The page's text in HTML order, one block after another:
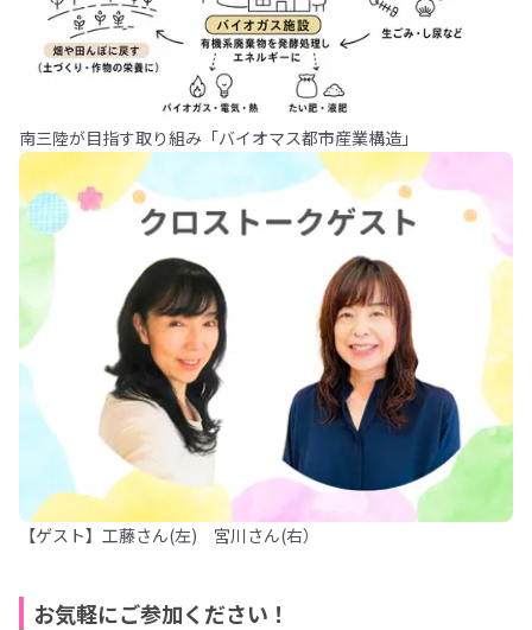
南三陸が目指す取り組み「バイオマス都市産業構造」
【ゲスト】工藤さん(左) 宮川さん(右）
お気軽にご参加ください！